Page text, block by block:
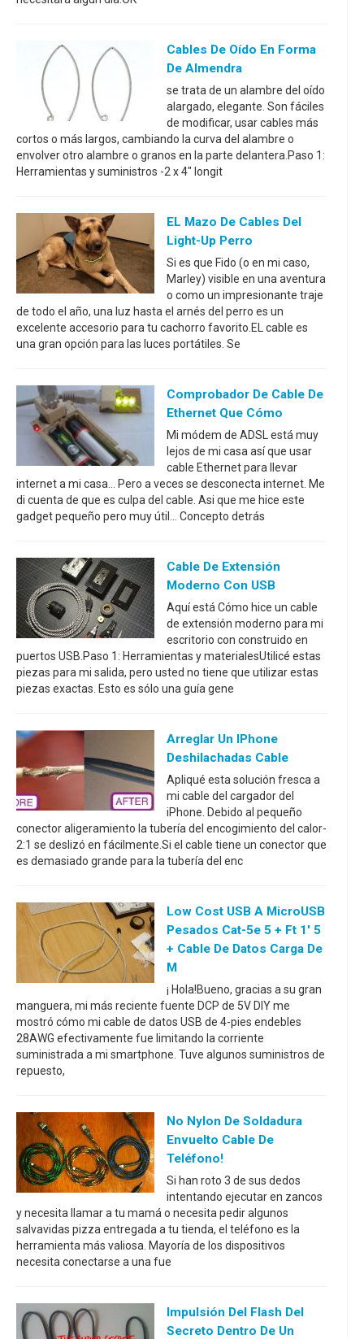
Cables De Oído En Forma
De Almendra
se trata de un alambre del oído
alargado, elegante. Son fáciles
de modificar, usar cables más
cortos o más largos, cambiando la curva del alambre o
envolver otro alambre o granos en la parte delantera.Paso 1:
Herramientas y suministros -2 x 4" longit
EL Mazo De Cables Del
Light-Up Perro
Si es que Fido (o en mi caso,
Marley) visible en una aventura
o como un impresionante traje
de todo el año, una luz hasta el arnés del perro es un
excelente accesorio para tu cachorro favorito.EL cable es
una gran opción para las luces portátiles. Se
Comprobador De Cable De
Ethernet Que Cómo
Mi módem de ADSL está muy
lejos de mi casa así que usar
cable Ethernet para llevar
internet a mi casa... Pero a veces se desconecta internet. Me
di cuenta de que es culpa del cable. Asi que me hice este
gadget pequeño pero muy útil... Concepto detrás
Cable De Extensión
Moderno Con USB
Aquí está Cómo hice un cable
de extensión moderno para mi
escritorio con construido en
puertos USB.Paso 1: Herramientas y materialesUtilicé estas
piezas para mi salida, pero usted no tiene que utilizar estas
piezas exactas. Esto es sólo una guía gene
Arreglar Un IPhone
Deshilachadas Cable
Apliqué esta solución fresca a
mi cable del cargador del
iPhone. Debido al pequeño
conector aligeramiento la tubería del encogimiento del calor-
2:1 se deslizó en fácilmente.Si el cable tiene un conector que
es demasiado grande para la tubería del enc
Low Cost USB A MicroUSB
Pesados Cat-5e 5 + Ft 1' 5
+ Cable De Datos Carga De
M
¡ Hola!Bueno, gracias a su gran
manguera, mi más reciente fuente DCP de 5V DIY me
mostró cómo mi cable de datos USB de 4-pies endebles
28AWG efectivamente fue limitando la corriente
suministrada a mi smartphone. Tuve algunos suministros de
repuesto,
No Nylon De Soldadura
Envuelto Cable De
Teléfono!
Si han roto 3 de sus dedos
intentando ejecutar en zancos
y necesita llamar a tu mamá o necesita pedir algunos
salvavidas pizza entregada a tu tienda, el teléfono es la
herramienta más valiosa. Mayoría de los dispositivos
necesita conectarse a una fue
Impulsión Del Flash Del
Secreto Dentro De Un